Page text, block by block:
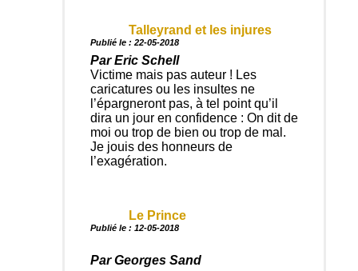
Talleyrand et les injures
Publié le : 22-05-2018
Par Eric Schell
Victime mais pas auteur ! Les
caricatures ou les insultes ne
l’épargneront pas, à tel point qu’il
dira un jour en confidence : On dit de
moi ou trop de bien ou trop de mal.
Je jouis des honneurs de
l’exagération.
Le Prince
Publié le : 12-05-2018
Par Georges Sand